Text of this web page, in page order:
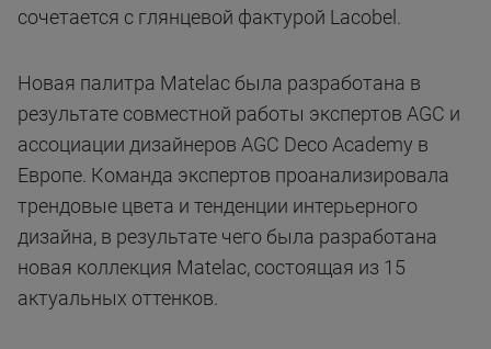
сочетается с глянцевой фактурой Lacobel.
Новая палитра Matelac была разработана в
результате совместной работы экспертов AGC и
ассоциации дизайнеров AGC Deco Academy в
Европе. Команда экспертов проанализировала
трендовые цвета и тенденции интерьерного
дизайна, в результате чего была разработана
новая коллекция Matelaс, состоящая из 15
актуальных оттенков.